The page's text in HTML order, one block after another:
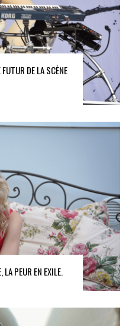
DE LA SCÈNE
LA PEUR EN EXILE.